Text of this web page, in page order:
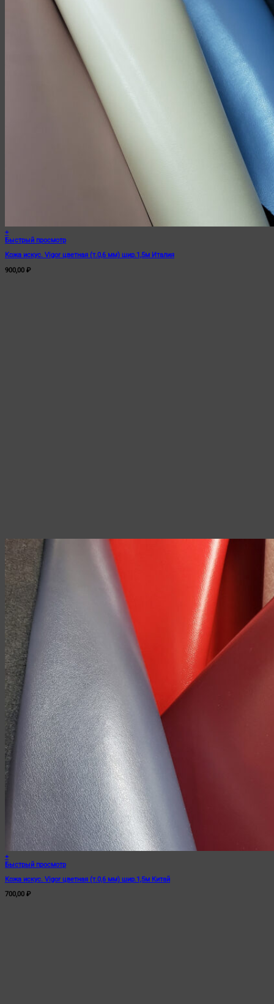
+
Быстрый просмотр
Кожа искус. Vigor цветная (т.0,6 мм) шир.1,5м Италия
900,00 ₽
+
Быстрый просмотр
Кожа искус. Vigor цветная (т.0,6 мм) шир.1,5м Китай
700,00 ₽